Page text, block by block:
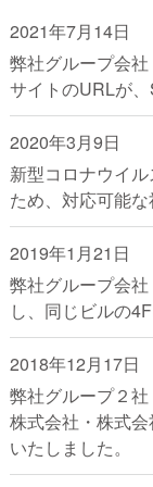
2021年7月14日
弊社グループ会
サイトのURLが、
2020年3月9日
新型コロナウイ
ため、対応可能
2019年1月21日
弊社グループ会
し、同じビルの
2018年12月17日
弊社グループ２
株式会社・株式
いたしました。